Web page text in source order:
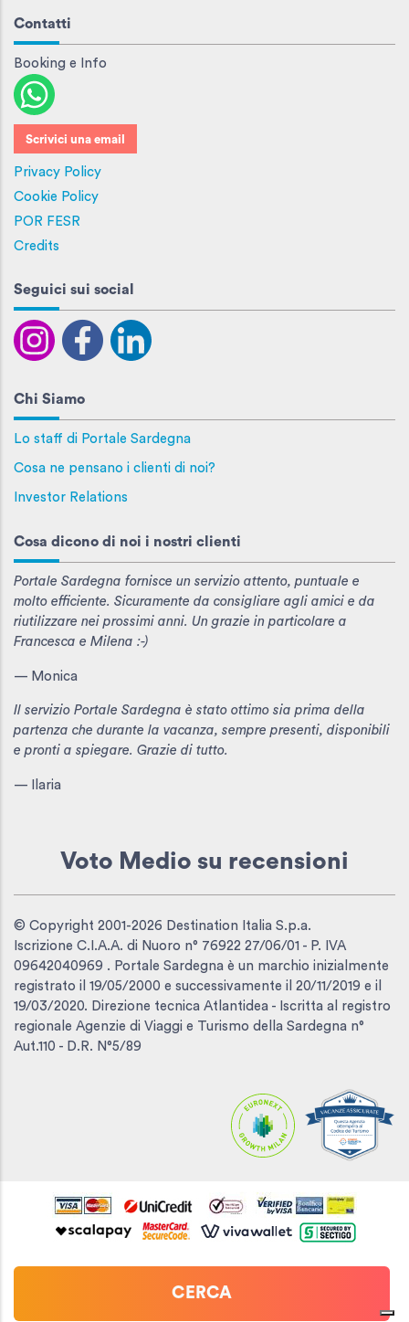
CERCA
Contatti
Booking e Info
Scrivici una email
Privacy Policy
Cookie Policy
POR FESR
Credits
Seguici sui social
Chi Siamo
Lo staff di Portale Sardegna
Cosa ne pensano i clienti di noi?
Investor Relations
Cosa dicono di noi i nostri clienti
Portale Sardegna fornisce un servizio attento, puntuale e
molto efficiente. Sicuramente da consigliare agli amici e da
riutilizzare nei prossimi anni. Un grazie in particolare a
Francesca e Milena :-)
— Monica
Il servizio Portale Sardegna è stato ottimo sia prima della
partenza che durante la vacanza, sempre presenti, disponibili
e pronti a spiegare. Grazie di tutto.
— Ilaria
Voto Medio su recensioni
© Copyright 2001-2026 Destination Italia S.p.a.
Iscrizione C.I.A.A. di Nuoro n° 76922 27/06/01 - P. IVA
09642040969 . Portale Sardegna è un marchio inizialmente
registrato il 19/05/2000 e successivamente il 20/11/2019 e il
19/03/2020. Direzione tecnica Atlantidea - Iscritta al registro
regionale Agenzie di Viaggi e Turismo della Sardegna n°
Aut.110 - D.R. N°5/89